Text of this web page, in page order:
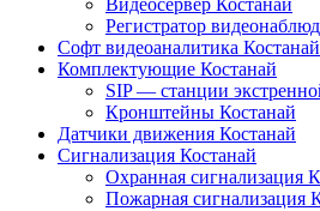
Видеосервер Костанай
Регистратор
Софт видеоаналитика Костанай
Комплектующие Костанай
SIP — станции
Кронштейны Костанай
Датчики движения Костанай
Сигнализация Костанай
Охранная сигнализация
Пожарная сигнализация